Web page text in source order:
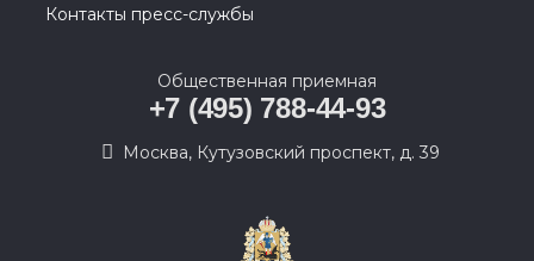
Контакты пресс-службы
Общественная приемная
+7 (495) 788-44-93
Москва, Кутузовский проспект, д. 39